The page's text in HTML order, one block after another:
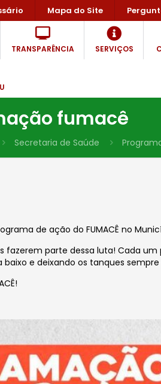
Mapa do Site
TRANSPARÊNCIA SERVIÇOS
fumacê
Secretaria de Saúde
de ação do FUMACÊ no
parte dessa luta! Cada
e deixando os tanques